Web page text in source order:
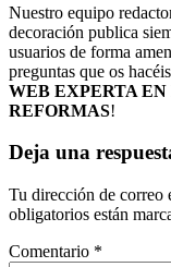
Nuestro equipo
decoración publica
usuarios de forma
preguntas que os
WEB EXPERTA
REFORMAS!
Deja una
Tu dirección de correo
obligatorios están
Comentario *